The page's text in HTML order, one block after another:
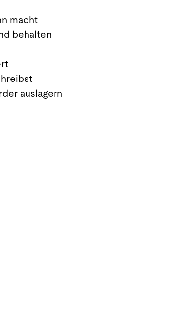
macht
behalten
auslagern